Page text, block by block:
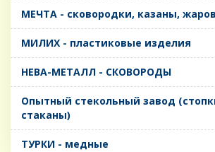
МЕЧТА - сковородки, казаны,
МИЛИХ - пластиковые изделия
НЕВА-МЕТАЛЛ - СКОВОРОДЫ
Опытный стекольный завод
стаканы)
ТУРКИ - медные